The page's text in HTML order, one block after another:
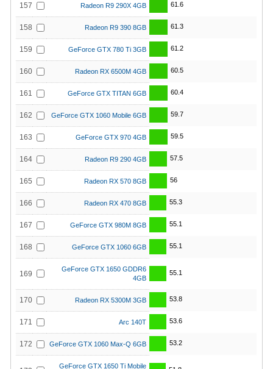
157 Radeon R9 290X 4GB 61.6
158 Radeon R9 390 8GB 61.3
159 GeForce GTX 780 Ti 3GB 61.2
160 Radeon RX 6500M 4GB 60.5
161 GeForce GTX TITAN 6GB 60.4
162 GeForce GTX 1060 Mobile 6GB 59.7
163 GeForce GTX 970 4GB 59.5
164 Radeon R9 290 4GB 57.5
165 Radeon RX 570 8GB 56
166 Radeon RX 470 8GB 55.3
167 GeForce GTX 980M 8GB 55.1
168 GeForce GTX 1060 6GB 55.1
169
GeForce GTX 1650 GDDR6
4GB
55.1
170 Radeon RX 5300M 3GB 53.8
171 Arc 140T 53.6
172 GeForce GTX 1060 Max-Q 6GB 53.2
GeForce GTX 1650 Ti Mobile